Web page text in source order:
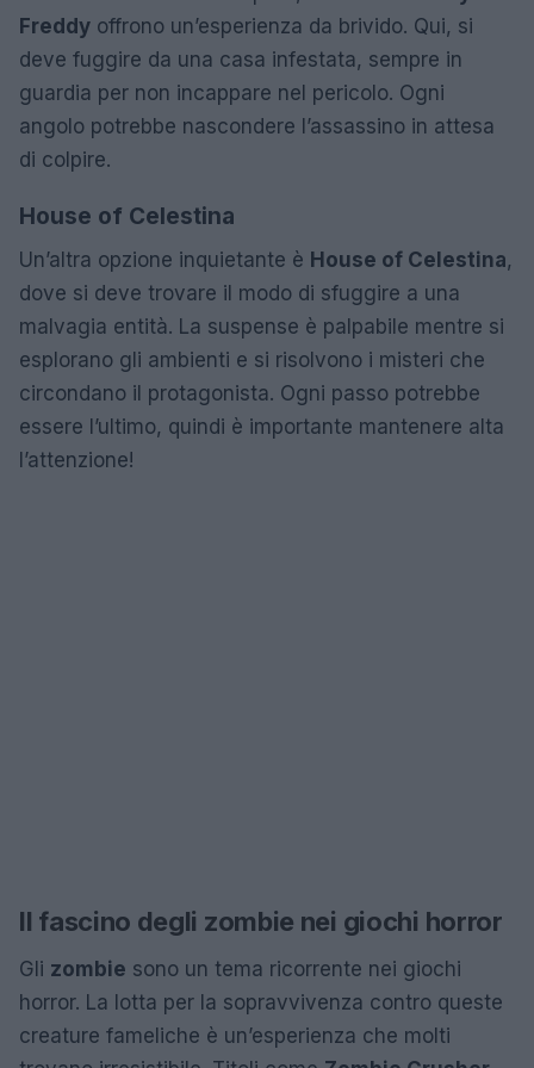
Freddy offrono un’esperienza da brivido. Qui, si
deve fuggire da una casa infestata, sempre in
guardia per non incappare nel pericolo. Ogni
angolo potrebbe nascondere l’assassino in attesa
di colpire.
House of Celestina
Un’altra opzione inquietante è House of Celestina,
dove si deve trovare il modo di sfuggire a una
malvagia entità. La suspense è palpabile mentre si
esplorano gli ambienti e si risolvono i misteri che
circondano il protagonista. Ogni passo potrebbe
essere l’ultimo, quindi è importante mantenere alta
l’attenzione!
Il fascino degli zombie nei giochi horror
Gli zombie sono un tema ricorrente nei giochi
horror. La lotta per la sopravvivenza contro queste
creature fameliche è un’esperienza che molti